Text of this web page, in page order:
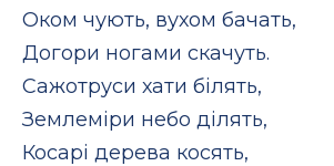
Оком чують, вухом бачать,
Догори ногами скачуть.
Сажотруси хати білять,
Землеміри небо ділять,
Косарі дерева косять,